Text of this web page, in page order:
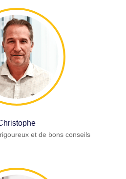
et de bons conseils